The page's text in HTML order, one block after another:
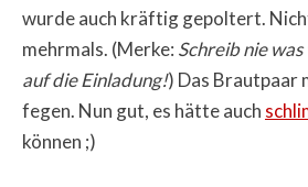
wurde auch kräftig gepoltert.
mehrmals. (Merke: Schreib nie
auf die Einladung!) Das Brautpaar
fegen. Nun gut, es hätte auch
können ;)